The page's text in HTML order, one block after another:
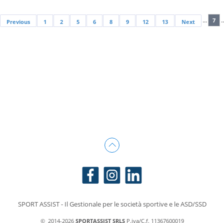
Previous 1 2 ...
5 6 7
8 9 ..
12 13 Next
SPORT ASSIST - Il Gestionale per le società sportive e le ASD/SSD
© 2014-2026SPORTASSIST SRLSP.iva/C.f. 11367600019